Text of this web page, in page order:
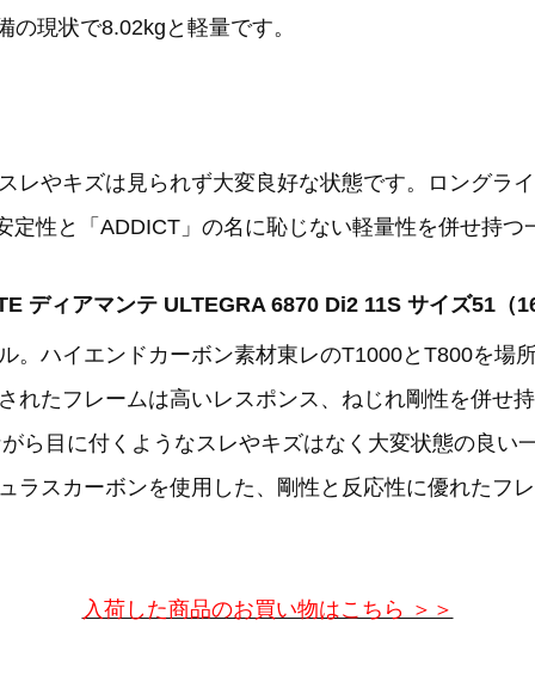
現状で8.02kgと軽量です。
レやキズは見られず大変良好な状態です。ロングラ
定性と「ADDICT」の名に恥じない軽量性を併せ持つ
ディアマンテ ULTEGRA 6870 Di2 11S サイズ51（
。ハイエンドカーボン素材東レのT1000とT800を場
れたフレームは高いレスポンス、ねじれ剛性を併せ
ら目に付くようなスレやキズはなく大変状態の良い
ラスカーボンを使用した、剛性と反応性に優れたフ
入荷した商品のお買い物はこちら ＞＞